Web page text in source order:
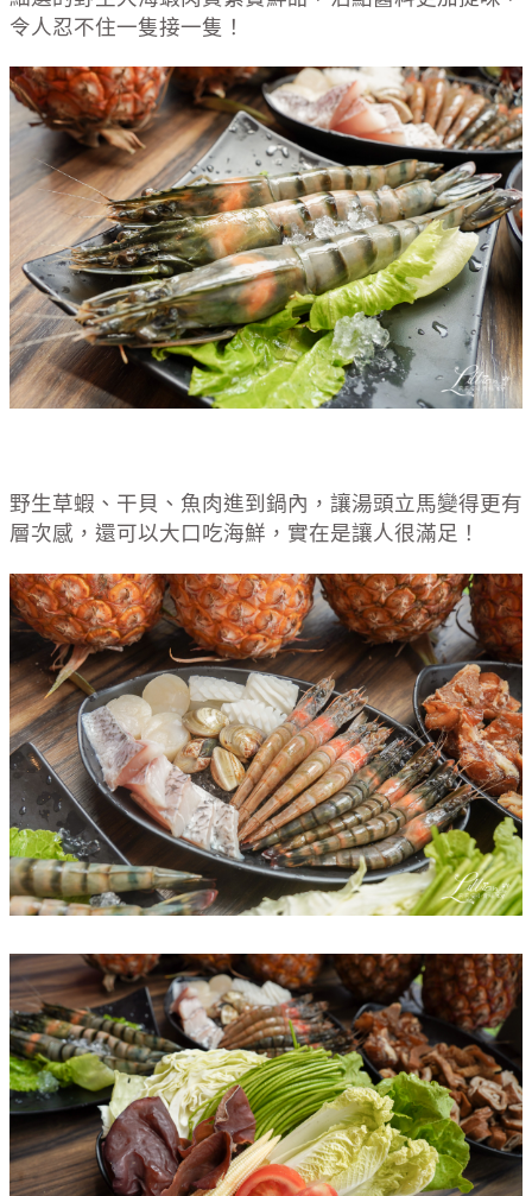
令人忍不住一隻接一隻！
野生草蝦、干貝、魚肉進到鍋內，讓湯頭立馬變得更有
層次感，還可以大口吃海鮮，實在是讓人很滿足！